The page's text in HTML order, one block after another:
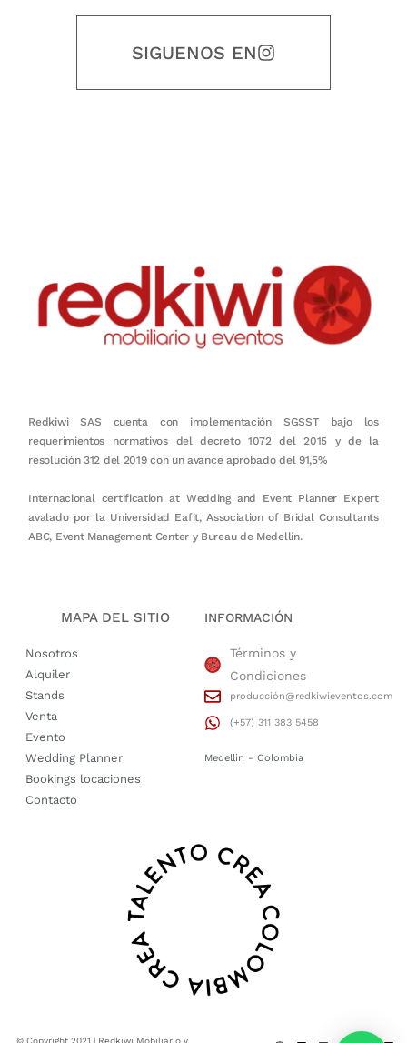
SIGUENOS EN
Redkiwi SAS cuenta con implementación SGSST bajo los
requerimientos normativos del decreto 1072 del 2015 y de la
resolución 312 del 2019 con un avance aprobado del 91,5%
Internacional certification at Wedding and Event Planner Expert
avalado por la Universidad Eafit, Association of Bridal Consultants
ABC, Event Management Center y Bureau de Medellín.
MAPA DEL SITIO
Nosotros
Alquiler
Stands
Venta
Evento
Wedding Planner
Bookings locaciones
Contacto
INFORMACIÓN
Términos y
Condiciones
producción@redkiwieventos.com
(+57) 311 383 5458
Medellin - Colombia
© Copyright 2021 | Redkiwi Mobiliario y